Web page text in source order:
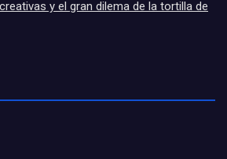
y el gran dilema de la tortilla de